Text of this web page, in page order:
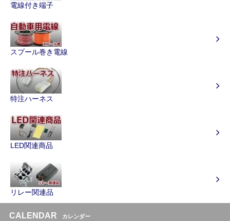
電線付き端子
スプール巻き電線
特注ハーネス
LED関連商品
リレー関連品
CALENDAR カレンダー